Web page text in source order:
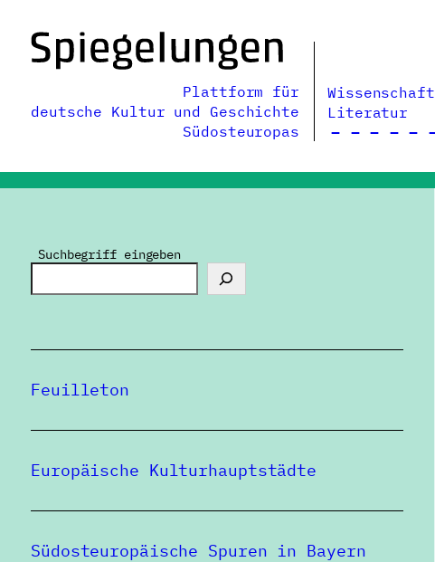
Inhalt
springen
Plattform für
deutsche Kultur und Geschichte
Südosteuropas
Wissenschaft
Literatur
Suchbegriff eingeben
Feuilleton
Europäische Kulturhauptstädte
Südosteuropäische Spuren in Bayern